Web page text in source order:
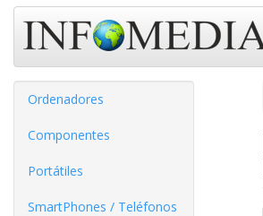
Ordenadores
Componentes
Portátiles
SmartPhones / Teléfonos